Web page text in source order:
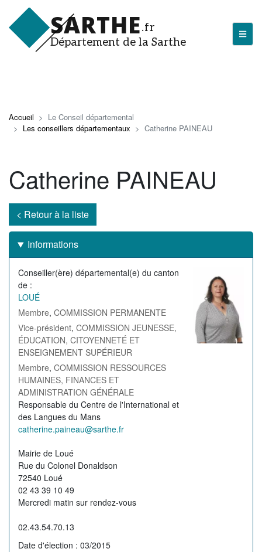
au
contenu
principal
SARTHE.fr
Département de la Sarthe
Les actualités du Département
J'arrive en Sarthe
Entreprendre en Sarthe
Tourisme en Sarthe
Que faire en Sarthe ?
La Sarthe sportive
La Sarthe en vidéos
L'Abbaye Royale de l'Épau
Voix au Chapitre
Les expositions virtuelles
La Sarthe sur les réseaux
La newsletter du Département de la
Sarthe
LE CONSEIL DÉPARTEMENTAL
Les conseillers départementaux
Les commissions
Accueil
Le Conseil départemental
Les conseillers départementaux
Catherine PAINEAU
Catherine PAINEAU
< Retour à la liste
Informations
l'élu(e)
Conseiller(ère) départemental(e) du canton
de
LOUÉ
Membre, COMMISSION PERMANENTE
Vice-président, COMMISSION JEUNESSE,
ÉDUCATION, CITOYENNETÉ ET
ENSEIGNEMENT SUPÉRIEUR
Membre, COMMISSION RESSOURCES
HUMAINES, FINANCES ET
ADMINISTRATION GÉNÉRALE
Profession
de
l'élu(e)
Responsable du Centre de l'International et
des Langues du Mans
Courriel
l'élu(e)
catherine.paineau@sarthe.fr
Permanence
Mairie de Loué
Rue du Colonel Donaldson
72540 Loué
02 43 39 10 49
Mercredi matin sur rendez-vous
02.43.54.70.13
Date d'élection
03/2015